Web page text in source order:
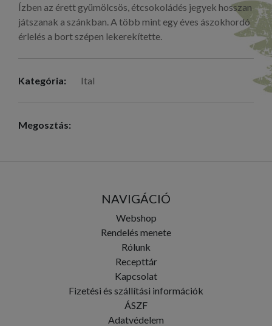
Ízben az érett gyümölcsös, étcsokoládés jegyek hosszan
játszanak a szánkban. A több mint egy éves ászokhordó
érlelés a bort szépen lekerekítette.
Kategória: Ital
Megosztás:
NAVIGÁCIÓ
Webshop
Rendelés menete
Rólunk
Recepttár
Kapcsolat
Fizetési és szállítási információk
ÁSZF
Adatvédelem